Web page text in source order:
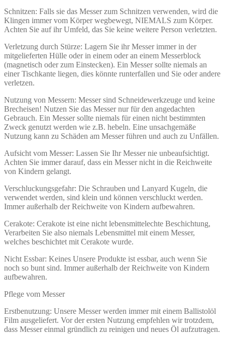
Schnitzen: Falls sie das Messer zum Schnitzen verwenden, wird die
Klingen immer vom Körper wegbewegt, NIEMALS zum Körper.
Achten Sie auf ihr Umfeld, das Sie keine weitere Person verletzten.
Verletzung durch Stürze: Lagern Sie ihr Messer immer in der
mitgelieferten Hülle oder in einem oder an einem Messerblock
(magnetisch oder zum Einstecken). Ein Messer sollte niemals an
einer Tischkante liegen, dies könnte runterfallen und Sie oder andere
verletzen.
Nutzung von Messern: Messer sind Schneidewerkzeuge und keine
Brecheisen! Nutzen Sie das Messer nur für den angedachten
Gebrauch. Ein Messer sollte niemals für einen nicht bestimmten
Zweck genutzt werden wie z.B. hebeln. Eine unsachgemäße
Nutzung kann zu Schäden am Messer führen und auch zu Unfällen.
Aufsicht vom Messer: Lassen Sie Ihr Messer nie unbeaufsichtigt.
Achten Sie immer darauf, dass ein Messer nicht in die Reichweite
von Kindern gelangt.
Verschluckungsgefahr: Die Schrauben und Lanyard Kugeln, die
verwendet werden, sind klein und können verschluckt werden.
Immer außerhalb der Reichweite von Kindern aufbewahren.
Cerakote: Cerakote ist eine nicht lebensmittelechte Beschichtung,
Verarbeiten Sie also niemals Lebensmittel mit einem Messer,
welches beschichtet mit Cerakote wurde.
Nicht Essbar: Keines Unsere Produkte ist essbar, auch wenn Sie
noch so bunt sind. Immer außerhalb der Reichweite von Kindern
aufbewahren.
Pflege vom Messer
Erstbenutzung: Unsere Messer werden immer mit einem Ballistolöl
Film ausgeliefert. Vor der ersten Nutzung empfehlen wir trotzdem,
dass Messer einmal gründlich zu reinigen und neues Öl aufzutragen.